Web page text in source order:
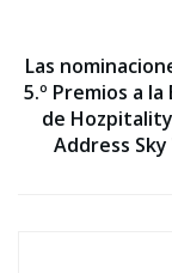
Las
5.º Premios a
de
Address